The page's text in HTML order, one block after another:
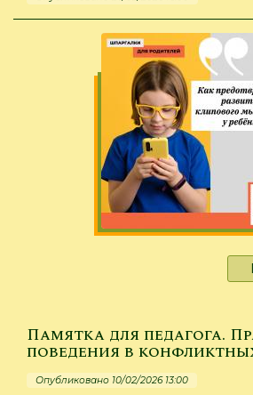
Памятка для педагога.
поведения в
Опубликовано 10/02/2026 13:00